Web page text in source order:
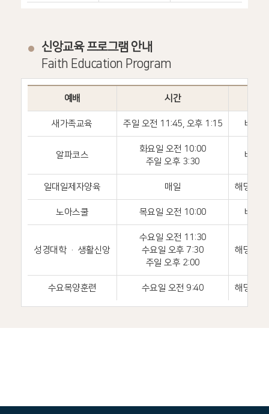
신앙교육 프로그램 안내
Faith Education Program
예배 시간
새가족교육 주일 오전 11:45, 오후 1:15 비전홀
알파코스
화요일 오전 10:00
주일 오후 3:30
비전홀
일대일제자양육 매일 해당 교
노아스쿨 목요일 오전 10:00 비전홀
성경대학 · 생활신앙
수요일 오전 11:30
수요일 오후 7:30
주일 오후 2:00
해당 교
수요목양훈련 수요일 오전 9:40 해당 교